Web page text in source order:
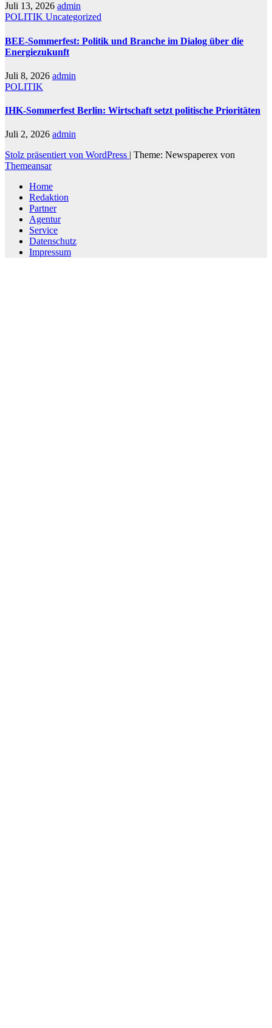
Juli 13, 2026 admin
POLITIK Uncategorized
BEE-Sommerfest: Politik und Branche im Dialog über die
Energiezukunft
Juli 8, 2026 admin
POLITIK
IHK-Sommerfest Berlin: Wirtschaft setzt politische Prioritäten
Juli 2, 2026 admin
Stolz präsentiert von WordPress
Theme: Newspaperex von
Themeansar
Home
Redaktion
Partner
Agentur
Service
Datenschutz
Impressum